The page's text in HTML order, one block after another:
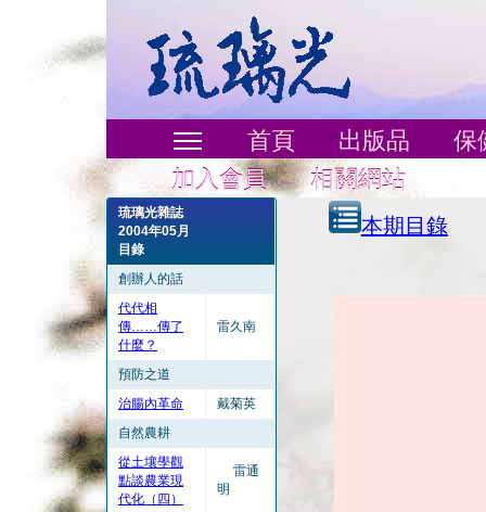
首頁 出版品
保
加入會員
相關網站
琉璃光雜誌
2004年05月
目錄
創辦人的話
代代相
傳……傳了
什麼？
雷久南
預防之道
治腸內革命
戴菊英
自然農耕
從土壤學觀
點談農業現
代化（四）
雷通
明
本期目錄